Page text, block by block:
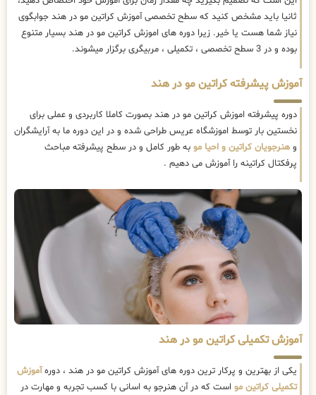
ثانیا باید مشخص کنید که سطح تخصصی آموزش کراتین مو در هند جوابگوی
نیاز شما هست یا خیر. زیرا دوره های اموزش کراتین مو در هند بسیار متنوع
بوده و در 3 سطح تخصصی ، تکمیلی ، مربیگری برگزار میشوند.
آموزش پیشرفته کراتین مو در هند
دوره پیشرفته اموزش کراتین مو در هند بصورت کاملا کاربردی و عملی برای
نخستین بار توسط اموزشگاه عریس طراحی شده و در این دوره ما به آرایشگران
و هنرجویان کراتین و احیا مو به طور کامل و در سطح پیشرفته مباحث
پرفکتال کراتینه را آموزش می دهیم .
آموزش تکمیلی کراتین مو در هند
یکی از بهترین و پرکار ترین دوره های آموزش کراتین مو در هند ، دورهآموزش
تکمیلی کراتین مو است که در آن هنرجو به اسانی با کسب تجربه و مهارت در